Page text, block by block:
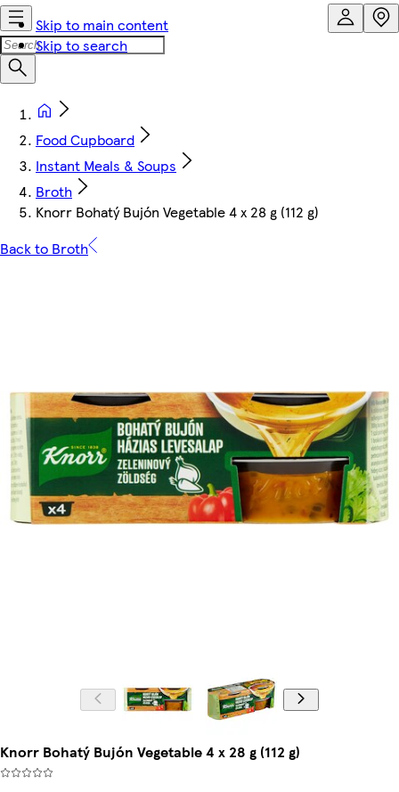
Skip to main content
Skip to search
Food Cupboard
Instant Meals & Soups
Broth
Knorr Bohatý Bujón Vegetable 4 x 28 g (112 g)
Back to Broth
Knorr Bohatý Bujón Vegetable 4 x 28 g (112 g)